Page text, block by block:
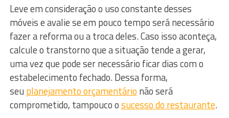
Leve em consideração o uso constante desses
móveis e avalie se em pouco tempo será necessário
fazer a reforma ou a troca deles. Caso isso aconteça,
calcule o transtorno que a situação tende a gerar,
uma vez que pode ser necessário ficar dias com o
estabelecimento fechado. Dessa forma,
seu planejamento orçamentário não será
comprometido, tampouco osucesso do restaurante.